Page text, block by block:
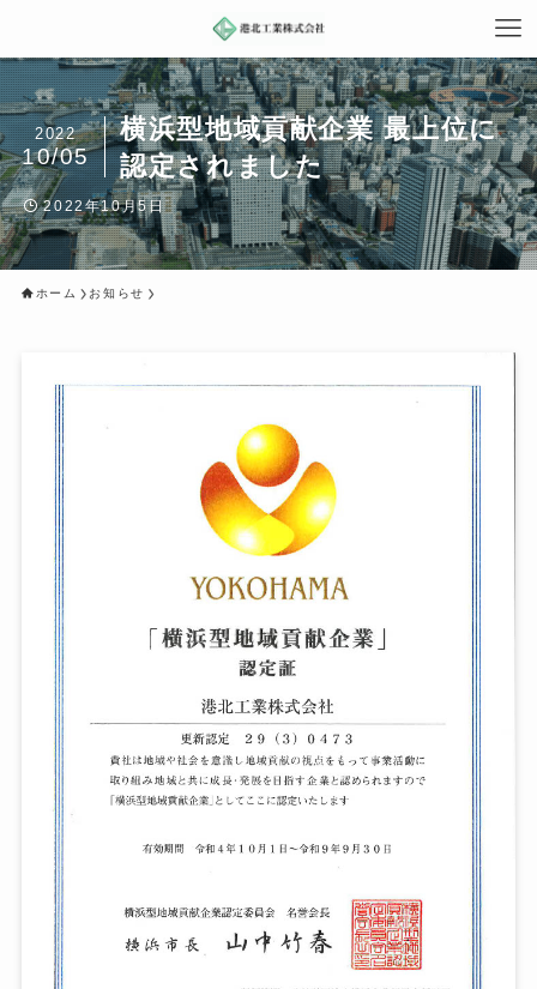
横浜型地域貢献企業 最上位に
認定されました
2022
10/05
2022年10月5日
ホーム お知らせ